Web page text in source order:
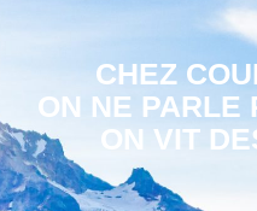
CHEZ
ON NE PARLE
ON VIT